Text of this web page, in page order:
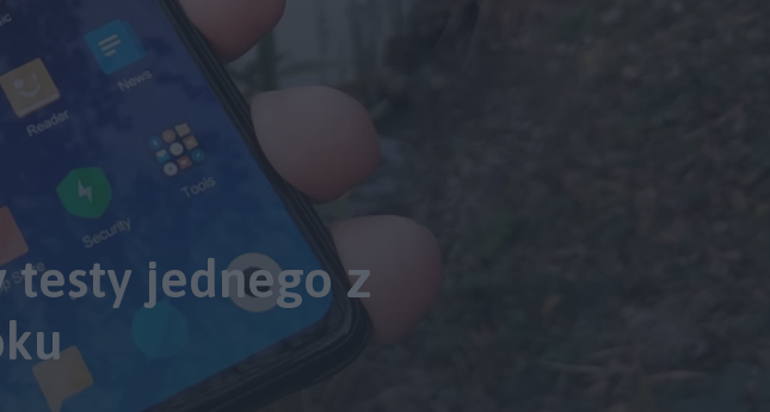
testy jednego z